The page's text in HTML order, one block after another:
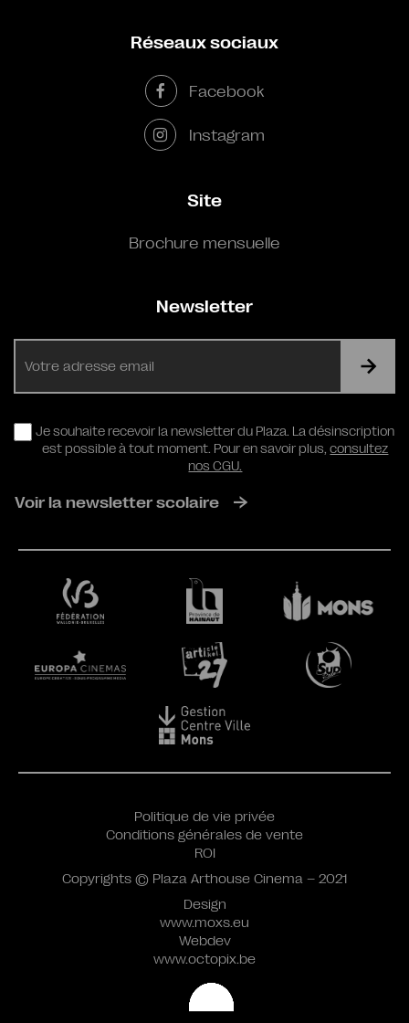
Réseaux sociaux
Facebook
Instagram
Site
Brochure mensuelle
Newsletter
RGPD
Je souhaite recevoir la newsletter du Plaza. La désinscription
est possible à tout moment. Pour en savoir plus,consultez
nos CGU.
Voir la newsletter scolaire
Design
www.moxs.eu
Webdev
www.octopix.be
Politique de vie privée
Conditions générales de vente
ROI
Copyrights © Plaza Arthouse Cinema – 2021